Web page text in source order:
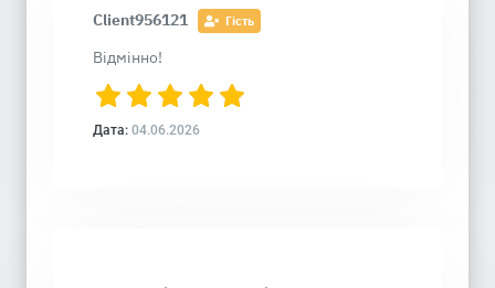
Client956121 Гість
Відмінно!
Дата: 04.06.2026